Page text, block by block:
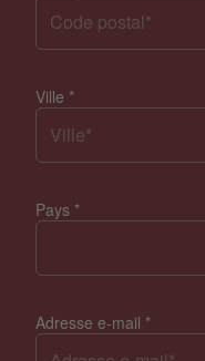
Ville *
Pays *
Adresse e-mail *